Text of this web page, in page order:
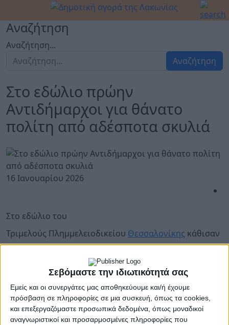
Σεβόμαστε την ιδιωτικότητά σας
Εμείς και οι συνεργάτες μας αποθηκεύουμε και/ή έχουμε
πρόσβαση σε πληροφορίες σε μια συσκευή, όπως τα cookies,
και επεξεργαζόμαστε προσωπικά δεδομένα, όπως μοναδικοί
αναγνωριστικοί και προσαρμοσμένες πληροφορίες που
Αναζήτηση
Αναζήτηση...
Αναζήτηση
Στο εδώλιο πρώην
Αντιδήμαρχοι για θάνατο
πολίτη από αδέσποτα σκυλιά
16 Ιανουαρίου 2026
Στο εδώλιο του
Τριμελούς Πλημμελειοδικείου Θεσσαλονίκης κάθισαν
θάνατο 62χρονου, τον οποίο κατασπάραξαν αδέσποτα
σκυλιά.
Πρόκειται για το τραγικό περιστατικό, που είχε γίνει
τον Μάρτιο του 2020 στο ρέμα Πυλαίας.